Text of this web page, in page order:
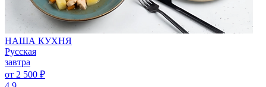
НАША КУХНЯ
Русская
завтра
от 2 500 ₽